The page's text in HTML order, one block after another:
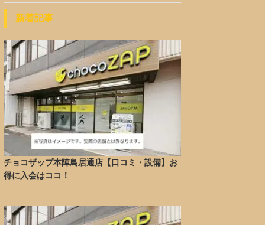
新着記事
チョコザップ本陣鳥居通店【口コミ・設備】お
得に入会はココ！